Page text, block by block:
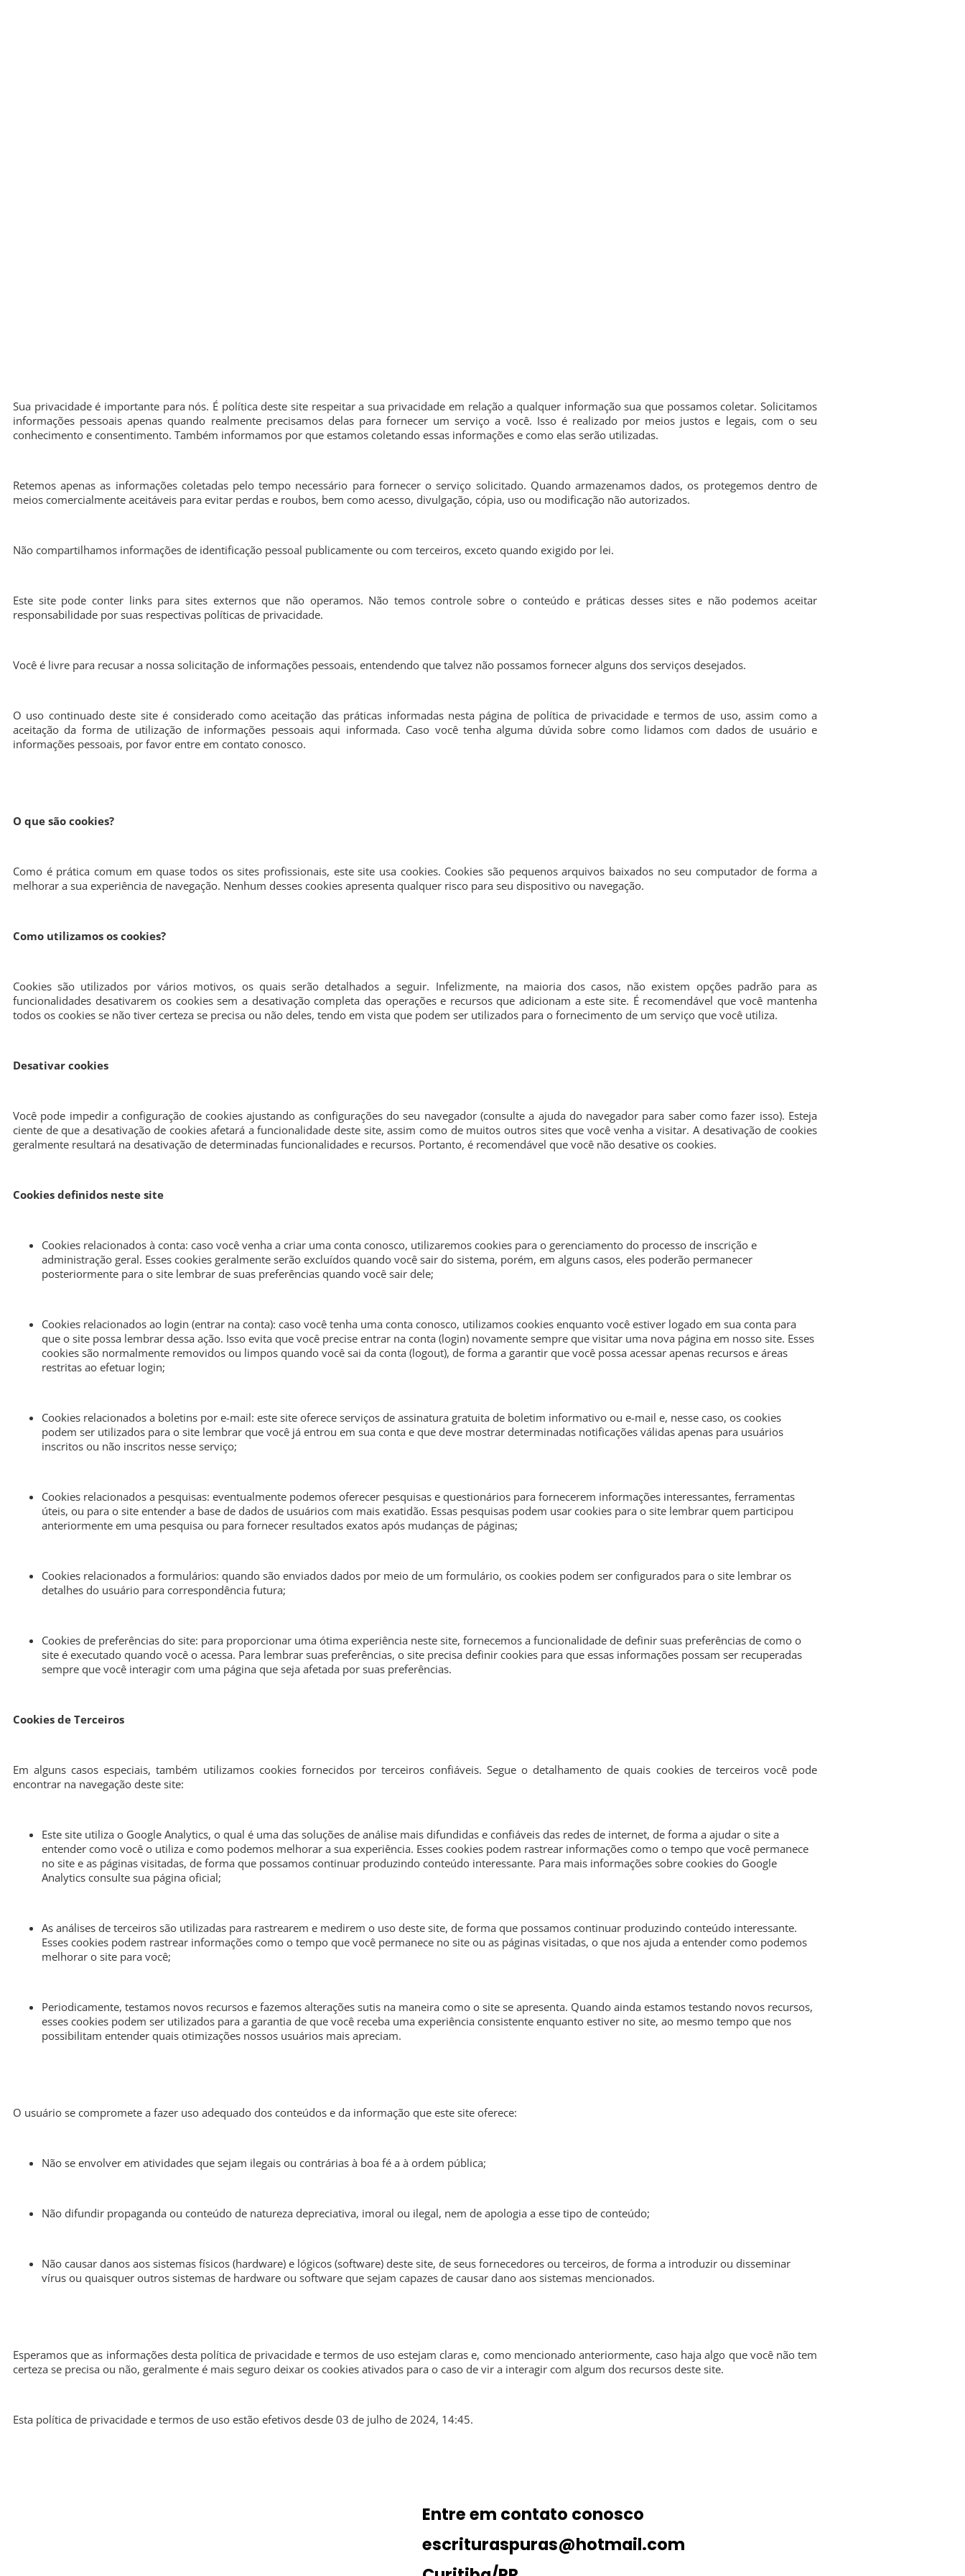
Sua privacidade é importante para nós. É política deste site respeitar a sua privacidade em relação a qualquer informação sua que possamos coletar. Solicitamos
informações pessoais apenas quando realmente precisamos delas para fornecer um serviço a você. Isso é realizado por meios justos e legais, com o seu
conhecimento e consentimento. Também informamos por que estamos coletando essas informações e como elas serão utilizadas.
Retemos apenas as informações coletadas pelo tempo necessário para fornecer o serviço solicitado. Quando armazenamos dados, os protegemos dentro de
meios comercialmente aceitáveis para evitar perdas e roubos, bem como acesso, divulgação, cópia, uso ou modificação não autorizados.
Não compartilhamos informações de identificação pessoal publicamente ou com terceiros, exceto quando exigido por lei.
Este site pode conter links para sites externos que não operamos. Não temos controle sobre o conteúdo e práticas desses sites e não podemos aceitar
responsabilidade por suas respectivas políticas de privacidade.
Você é livre para recusar a nossa solicitação de informações pessoais, entendendo que talvez não possamos fornecer alguns dos serviços desejados.
O uso continuado deste site é considerado como aceitação das práticas informadas nesta página de política de privacidade e termos de uso, assim como a
aceitação da forma de utilização de informações pessoais aqui informada. Caso você tenha alguma dúvida sobre como lidamos com dados de usuário e
informações pessoais, por favor entre em contato conosco.
O que são cookies?
Como é prática comum em quase todos os sites profissionais, este site usa cookies. Cookies são pequenos arquivos baixados no seu computador de forma a
melhorar a sua experiência de navegação. Nenhum desses cookies apresenta qualquer risco para seu dispositivo ou navegação.
Como utilizamos os cookies?
Cookies são utilizados por vários motivos, os quais serão detalhados a seguir. Infelizmente, na maioria dos casos, não existem opções padrão para as
funcionalidades desativarem os cookies sem a desativação completa das operações e recursos que adicionam a este site. É recomendável que você mantenha
todos os cookies se não tiver certeza se precisa ou não deles, tendo em vista que podem ser utilizados para o fornecimento de um serviço que você utiliza.
Desativar cookies
Você pode impedir a configuração de cookies ajustando as configurações do seu navegador (consulte a ajuda do navegador para saber como fazer isso). Esteja
ciente de que a desativação de cookies afetará a funcionalidade deste site, assim como de muitos outros sites que você venha a visitar. A desativação de cookies
geralmente resultará na desativação de determinadas funcionalidades e recursos. Portanto, é recomendável que você não desative os cookies.
Cookies definidos neste site
Cookies relacionados à conta: caso você venha a criar uma conta conosco, utilizaremos cookies para o gerenciamento do processo de inscrição e
administração geral. Esses cookies geralmente serão excluídos quando você sair do sistema, porém, em alguns casos, eles poderão permanecer
posteriormente para o site lembrar de suas preferências quando você sair dele;
Cookies relacionados ao login (entrar na conta): caso você tenha uma conta conosco, utilizamos cookies enquanto você estiver logado em sua conta para
que o site possa lembrar dessa ação. Isso evita que você precise entrar na conta (login) novamente sempre que visitar uma nova página em nosso site. Esses
cookies são normalmente removidos ou limpos quando você sai da conta (logout), de forma a garantir que você possa acessar apenas recursos e áreas
restritas ao efetuar login;
Cookies relacionados a boletins por e-mail: este site oferece serviços de assinatura gratuita de boletim informativo ou e-mail e, nesse caso, os cookies
podem ser utilizados para o site lembrar que você já entrou em sua conta e que deve mostrar determinadas notificações válidas apenas para usuários
inscritos ou não inscritos nesse serviço;
Cookies relacionados a pesquisas: eventualmente podemos oferecer pesquisas e questionários para fornecerem informações interessantes, ferramentas
úteis, ou para o site entender a base de dados de usuários com mais exatidão. Essas pesquisas podem usar cookies para o site lembrar quem participou
anteriormente em uma pesquisa ou para fornecer resultados exatos após mudanças de páginas;
Cookies relacionados a formulários: quando são enviados dados por meio de um formulário, os cookies podem ser configurados para o site lembrar os
detalhes do usuário para correspondência futura;
Cookies de preferências do site: para proporcionar uma ótima experiência neste site, fornecemos a funcionalidade de definir suas preferências de como o
site é executado quando você o acessa. Para lembrar suas preferências, o site precisa definir cookies para que essas informações possam ser recuperadas
sempre que você interagir com uma página que seja afetada por suas preferências.
Cookies de Terceiros
Em alguns casos especiais, também utilizamos cookies fornecidos por terceiros confiáveis. Segue o detalhamento de quais cookies de terceiros você pode
encontrar na navegação deste site:
Este site utiliza o Google Analytics, o qual é uma das soluções de análise mais difundidas e confiáveis das redes de internet, de forma a ajudar o site a
entender como você o utiliza e como podemos melhorar a sua experiência. Esses cookies podem rastrear informações como o tempo que você permanece
no site e as páginas visitadas, de forma que possamos continuar produzindo conteúdo interessante. Para mais informações sobre cookies do Google
Analytics consulte sua página oficial;
As análises de terceiros são utilizadas para rastrearem e medirem o uso deste site, de forma que possamos continuar produzindo conteúdo interessante.
Esses cookies podem rastrear informações como o tempo que você permanece no site ou as páginas visitadas, o que nos ajuda a entender como podemos
melhorar o site para você;
Periodicamente, testamos novos recursos e fazemos alterações sutis na maneira como o site se apresenta. Quando ainda estamos testando novos recursos,
esses cookies podem ser utilizados para a garantia de que você receba uma experiência consistente enquanto estiver no site, ao mesmo tempo que nos
possibilitam entender quais otimizações nossos usuários mais apreciam.
O usuário se compromete a fazer uso adequado dos conteúdos e da informação que este site oferece:
Não se envolver em atividades que sejam ilegais ou contrárias à boa fé a à ordem pública;
Não difundir propaganda ou conteúdo de natureza depreciativa, imoral ou ilegal, nem de apologia a esse tipo de conteúdo;
Não causar danos aos sistemas físicos (hardware) e lógicos (software) deste site, de seus fornecedores ou terceiros, de forma a introduzir ou disseminar
vírus ou quaisquer outros sistemas de hardware ou software que sejam capazes de causar dano aos sistemas mencionados.
Esperamos que as informações desta política de privacidade e termos de uso estejam claras e, como mencionado anteriormente, caso haja algo que você não tem
certeza se precisa ou não, geralmente é mais seguro deixar os cookies ativados para o caso de vir a interagir com algum dos recursos deste site.
Esta política de privacidade e termos de uso estão efetivos desde 03 de julho de 2024, 14:45.
Entre em contato conosco
escrituraspuras@hotmail.com